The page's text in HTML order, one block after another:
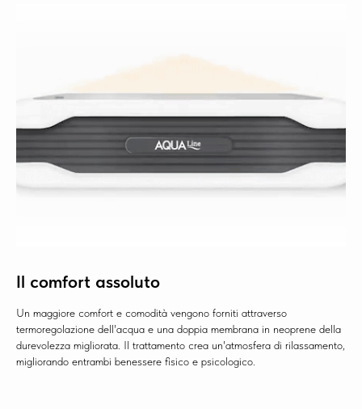
Il comfort assoluto
Un maggiore comfort e comodità vengono forniti attraverso
termoregolazione dell'acqua e una doppia membrana in neoprene della
durevolezza migliorata. Il trattamento crea un'atmosfera di rilassamento,
migliorando entrambi benessere fisico e psicologico.